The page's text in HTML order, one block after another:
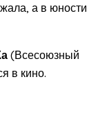
а в юности
(Всесоюзный
в кино.